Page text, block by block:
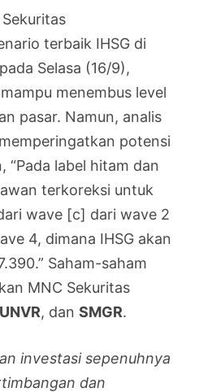
terbaik IHSG di
Selasa (16/9),
menembus level
pasar. Namun, analis
potensi
“Pada label hitam dan
terkoreksi untuk
wave [c] dari wave 2
4, dimana IHSG akan
Saham-saham
MNC Sekuritas
UNVR, dan SMGR.
investasi sepenuhnya
dan